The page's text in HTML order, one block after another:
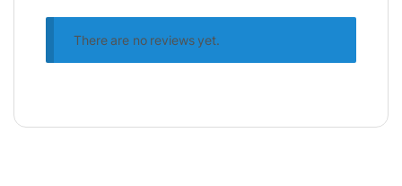
hoặc voucher cho các sản phẩm khác tại
There are no reviews yet.